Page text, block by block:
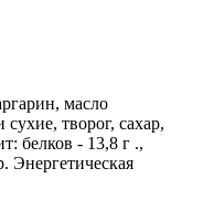
масло
творог, сахар,
белков - 13,8 г .,
Энергетическая